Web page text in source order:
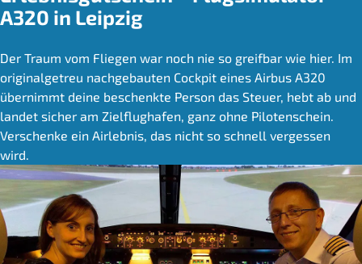
A320 in Leipzig
Der Traum vom Fliegen war noch nie so greifbar wie hier. Im
originalgetreu nachgebauten Cockpit eines Airbus A320
übernimmt deine beschenkte Person das Steuer, hebt ab und
landet sicher am Zielflughafen, ganz ohne Pilotenschein.
Verschenke ein Airlebnis, das nicht so schnell vergessen
wird.